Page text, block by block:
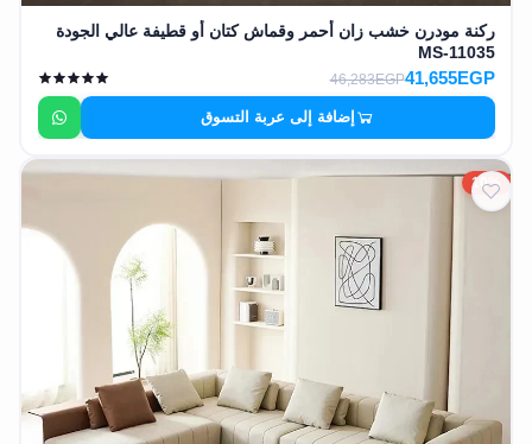
ركنة مودرن خشب زان أحمر وقماش كتان أو قطيفة عالي الجودة
MS-11035
41,655EGP
46,283EGP
إضافة إلى عربة التسوق
10%